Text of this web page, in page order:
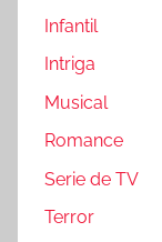
Infantil
Intriga
Musical
Romance
Serie de TV
Terror